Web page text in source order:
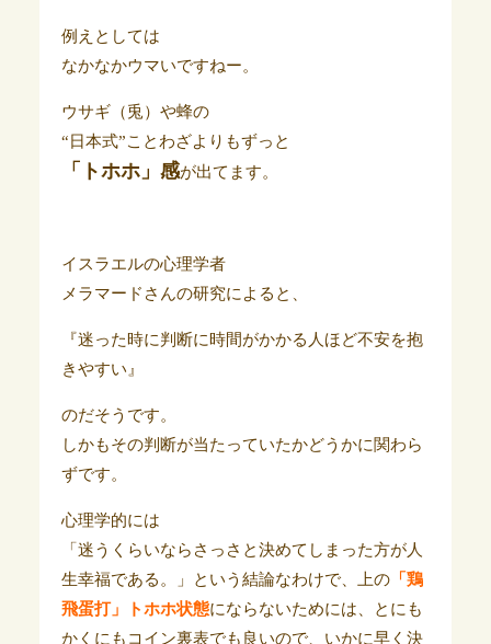
例えとしては
なかなかウマいですねー。
ウサギ（兎）や蜂の
“日本式”ことわざよりもずっと
「トホホ」感が出てます。
イスラエルの心理学者
メラマードさんの研究によると、
『迷った時に判断に時間がかかる人ほど不安を抱
きやすい』
のだそうです。
しかもその判断が当たっていたかどうかに関わら
ずです。
心理学的には
「迷うくらいならさっさと決めてしまった方が人
生幸福である。」という結論なわけで、上の「鶏
飛蛋打」トホホ状態にならないためには、とにも
かくにもコイン裏表でも良いので、いかに早く決